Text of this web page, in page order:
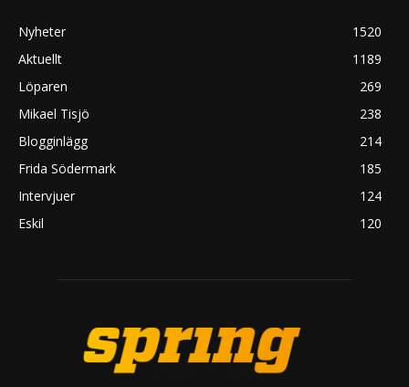
Nyheter
1520
Aktuellt
1189
Löparen
269
Mikael Tisjö
238
Blogginlägg
214
Frida Södermark
185
Intervjuer
124
Eskil
120